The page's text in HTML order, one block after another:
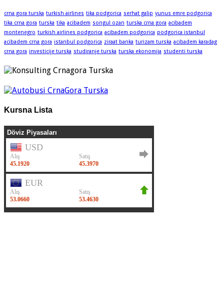
crna gora turska turkish airlines tika podgorica serhat galip yunus emre podgorica
tika crna gora turska tika acibadem songul ozan turska crna gora acibadem
montenegro turkish airlines podgorica acibadem podgorica podgorica istanbul
acibadem crna gora istanbul podgorica ziraat banka turizam turska acibadem karadag
crna gora investicije turska studiranje turska turska ekonomija studenti turska
Kursna Lista